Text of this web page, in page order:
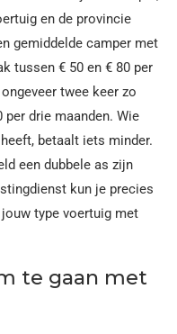
en de provincie
gemiddelde camper met
tussen € 50 en € 80 per
twee keer zo
per drie maanden. Wie
betaalt iets minder.
een dubbele as zijn
kun je precies
type voertuig met
te gaan met